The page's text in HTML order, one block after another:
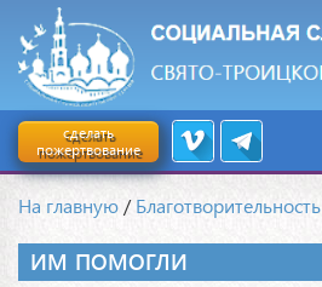
сделать
пожертвование
На главную /Благотворительность
ИМ ПОМОГЛИ